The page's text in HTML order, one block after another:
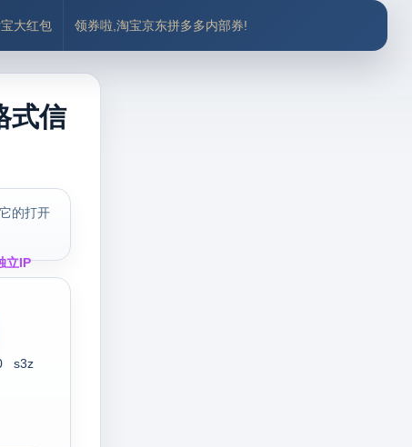
大红包 领券啦,淘宝京东拼多多内部券!
式信
的打开
立IP
s3z